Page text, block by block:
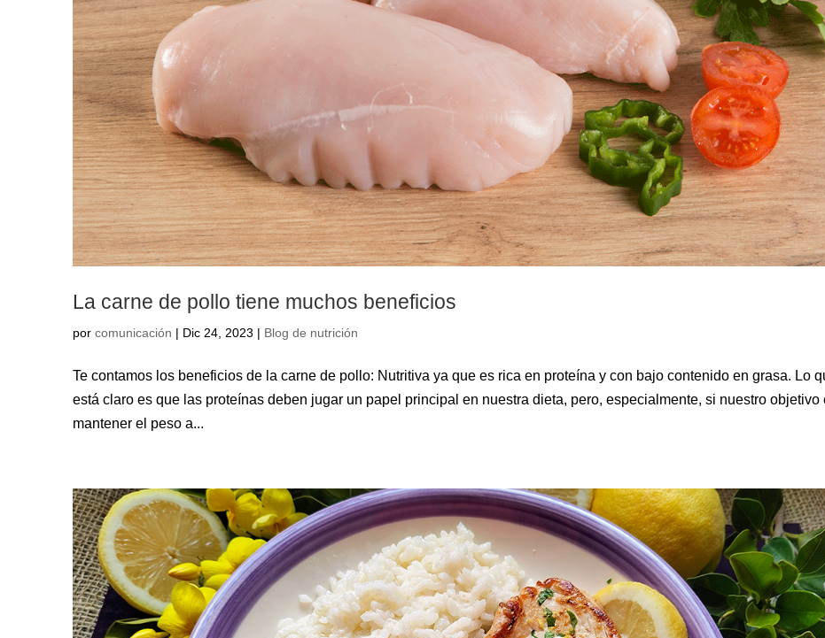
La carne de pollo tiene muchos beneficios
por comunicación | Dic 24, 2023 | Blog de nutrición
Te contamos los beneficios de la carne de pollo: Nutritiva ya que es rica en proteína y con bajo contenido en grasa. Lo
está claro es que las proteínas deben jugar un papel principal en nuestra dieta, pero, especialmente, si nuestro objetivo
mantener el peso a...